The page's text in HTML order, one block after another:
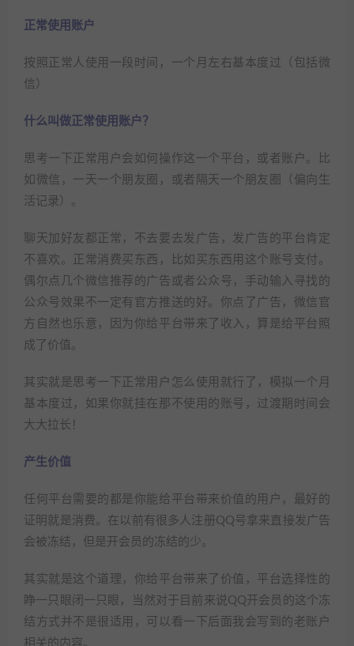
正常使用账户
按照正常人使用一段时间，一个月左右基本度过（包括微
信）
什么叫做正常使用账户？
思考一下正常用户会如何操作这一个平台，或者账户。比
如微信，一天一个朋友圈，或者隔天一个朋友圈（偏向生
活记录）。
聊天加好友都正常，不去要去发广告，发广告的平台肯定
不喜欢。正常消费买东西，比如买东西用这个账号支付。
偶尔点几个微信推荐的广告或者公众号，手动输入寻找的
公众号效果不一定有官方推送的好。你点了广告，微信官
方自然也乐意，因为你给平台带来了收入，算是给平台照
成了价值。
其实就是思考一下正常用户怎么使用就行了，模拟一个月
基本度过，如果你就挂在那不使用的账号，过渡期时间会
大大拉长！
产生价值
任何平台需要的都是你能给平台带来价值的用户，最好的
证明就是消费。在以前有很多人注册QQ号拿来直接发广告
会被冻结，但是开会员的冻结的少。
其实就是这个道理，你给平台带来了价值，平台选择性的
睁一只眼闭一只眼，当然对于目前来说QQ开会员的这个冻
结方式并不是很适用，可以看一下后面我会写到的老账户
相关的内容。